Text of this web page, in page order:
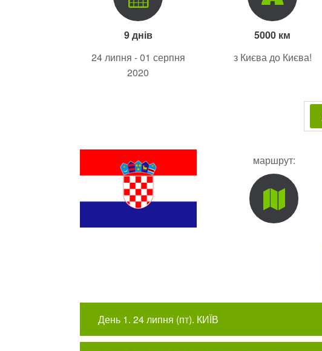
9 днів
24 липня - 01 серпня
2020
5000 км
з Києва до Києва!
маршрут:
День 1. 24 липня (пт). КИЇВ